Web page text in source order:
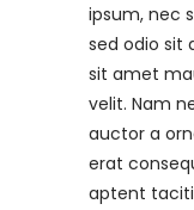
ipsum, nec
sed odio sit
sit amet
velit. Nam
auctor a
erat
aptent